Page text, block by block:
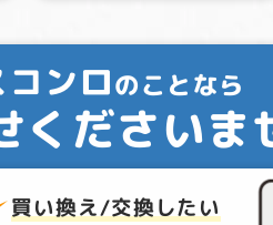
コンロのことなら
くださいま
買い換え/交換したい